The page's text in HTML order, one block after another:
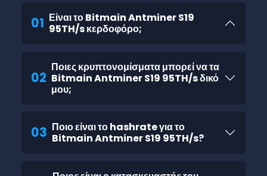
01 Είναι το Bitmain Antminer S19
95TH/s κερδοφόρο;
02
Ποιες κρυπτονομίσματα μπορεί να τα
Bitmain Antminer S19 95TH/s δικό
μου;
03 Ποιο είναι το hashrate για το
Bitmain Antminer S19 95TH/s?